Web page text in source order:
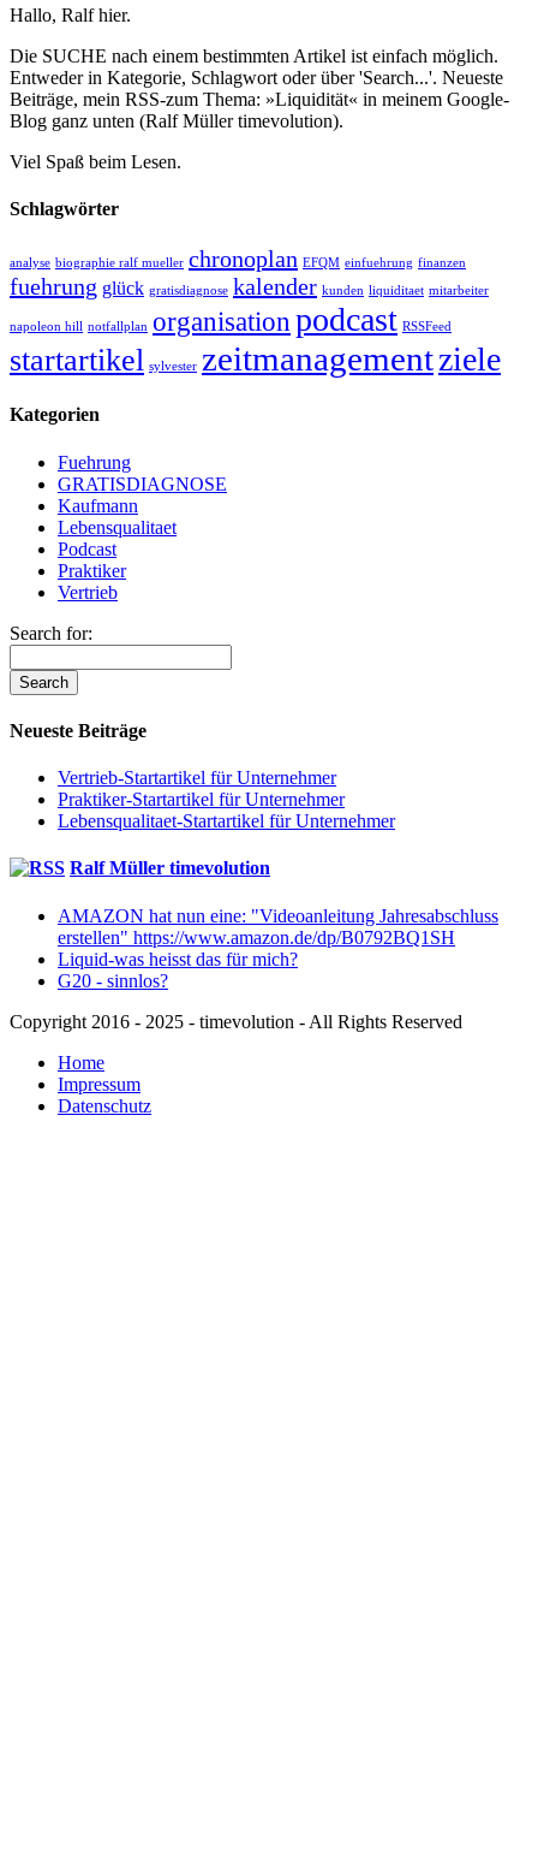
Hallo, Ralf hier.
Die SUCHE nach einem bestimmten Artikel ist einfach möglich.
Entweder in Kategorie, Schlagwort oder über 'Search...'. Neueste
Beiträge, mein RSS-zum Thema: »Liquidität« in meinem Google-
Blog ganz unten (Ralf Müller timevolution).
Viel Spaß beim Lesen.
Schlagwörter
analyse biographie ralf mueller chronoplan EFQM einfuehrung finanzen
fuehrung glück gratisdiagnose kalender kunden liquiditaet mitarbeiter
napoleon hill notfallplan organisation podcast RSSFeed
startartikel sylvester zeitmanagementziele
Kategorien
Fuehrung
GRATISDIAGNOSE
Kaufmann
Lebensqualitaet
Podcast
Praktiker
Vertrieb
Search for:
Neueste Beiträge
Vertrieb-Startartikel für Unternehmer
Praktiker-Startartikel für Unternehmer
Lebensqualitaet-Startartikel für Unternehmer
Ralf Müller timevolution
AMAZON hat nun eine: "Videoanleitung Jahresabschluss
erstellen" https://www.amazon.de/dp/B0792BQ1SH
Liquid-was heisst das für mich?
G20 - sinnlos?
Copyright 2016 - 2025 - timevolution - All Rights Reserved
Home
Impressum
Datenschutz